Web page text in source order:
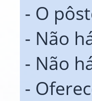
- O
- Não
- Não
-